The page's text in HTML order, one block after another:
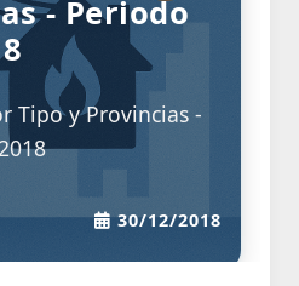
- Periodo
Tipo y Provincias -
30/12/2018